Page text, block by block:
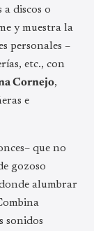
discos o
y muestra la
personales –
etc., con
Cornejo,
e
que no
gozoso
alumbrar
sonidos